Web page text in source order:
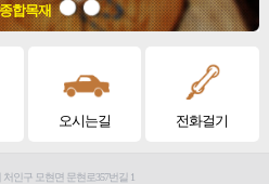
합목재
오시는길 전화걸기
인구 모현면 문현로357번길 1